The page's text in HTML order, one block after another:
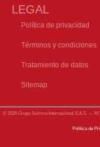
LEGAL
Política de privacidad
Términos y condiciones
Tratamiento de datos
Sitemap
© 2026 Grupo Summa Internacional S.A.S. —
Política de